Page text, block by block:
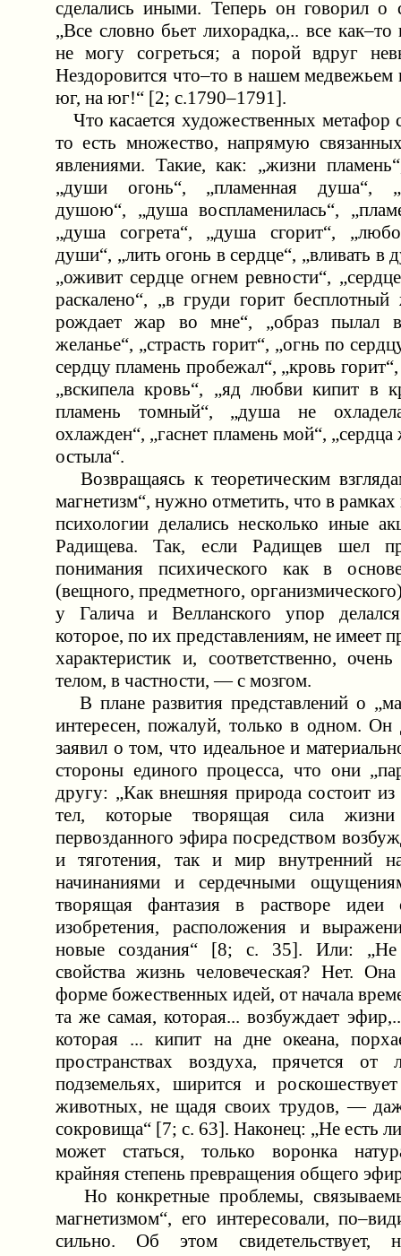
сделались иными. Теперь он говорил о
„Все словно бьет лихорадка,.. все
не могу согреться; а порой вдруг
Нездоровится что–то в нашем медвежьем
юг, на юг!“ [2; с.1790–1791].
Что касается художественных метафор
то есть множество, напрямую
явлениями. Такие, как: „жизни
„души огонь“, „пламенная душа“,
душою“, „душа воспламенилась“,
„душа согрета“, „душа сгорит“,
души“, „лить огонь в сердце“, „вливать в
„оживит сердце огнем ревности“,
раскалено“, „в груди горит
рождает жар во мне“, „образ пылал
желанье“, „страсть горит“, „огнь по
сердцу пламень пробежал“, „кровь
„вскипела кровь“, „яд любви кипит в
пламень томный“, „душа не
охлажден“, „гаснет пламень мой“,
остыла“.
Возвращаясь к теоретическим
магнетизм“, нужно отметить, что в рамках
психологии делались несколько иные
Радищева. Так, если Радищев шел
понимания психического как в
(вещного, предметного,
у Галича и Велланского упор
которое, по их представлениям, не имеет
характеристик и, соответственно,
телом, в частности, — с мозгом.
В плане развития представлений о
интересен, пожалуй, только в одном. Он
заявил о том, что идеальное и
стороны единого процесса, что они
другу: „Как внешняя природа состоит из
тел, которые творящая сила
первозданного эфира посредством
и тяготения, так и мир внутренний
начинаниями и сердечными
творящая фантазия в растворе идеи
изобретения, расположения и
новые создания“ [8; c. 35]. Или: „Не
свойства жизнь человеческая? Нет.
форме божественных идей, от начала
та же самая, которая... возбуждает
которая ... кипит на дне океана,
пространствах воздуха, прячется от
подземельях, ширится и
животных, не щадя своих трудов, —
сокровища“ [7; c. 63]. Наконец: „Не есть
может статься, только воронка
крайняя степень превращения общего
Но конкретные проблемы,
магнетизмом“, его интересовали,
сильно. Об этом свидетельствует,